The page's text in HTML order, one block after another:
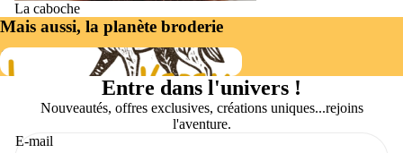
La caboche
Mais aussi, la planète broderie
BroderieKipik
Entre dans l'univers !
Nouveautés, offres exclusives, créations uniques...rejoins
l'aventure.
E-mail